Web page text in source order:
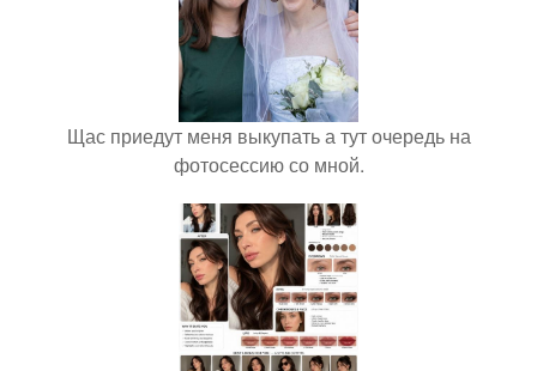
Щас приедут меня выкупать а тут очередь на
фотосессию со мной.